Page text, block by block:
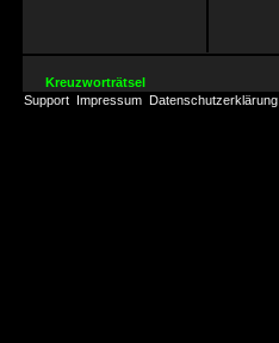
Kreuzworträtsel
Support Impressum Datenschutzerklärung